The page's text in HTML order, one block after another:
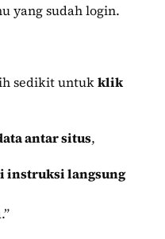
yang sudah login.
sedikit untukklik
antar situs,
instruksi langsung